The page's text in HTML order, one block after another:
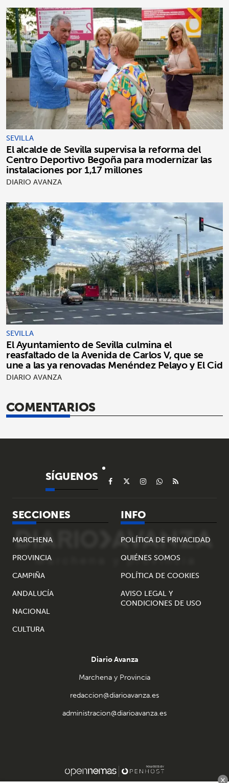
SEVILLA
El alcalde de Sevilla supervisa la reforma del
Centro Deportivo Begoña para modernizar las
instalaciones por 1,17 millones
DIARIO AVANZA
SEVILLA
El Ayuntamiento de Sevilla culmina el
reasfaltado de la Avenida de Carlos V, que se
une a las ya renovadas Menéndez Pelayo y El Cid
DIARIO AVANZA
COMENTARIOS
SÍGUENOS
SECCIONES
MARCHENA
PROVINCIA
CAMPIÑA
ANDALUCÍA
NACIONAL
CULTURA
INFO
POLÍTICA DE PRIVACIDAD
QUIÉNES SOMOS
POLÍTICA DE COOKIES
AVISO LEGAL Y
CONDICIONES DE USO
Diario Avanza
Marchena y Provincia
redaccion@diarioavanza.es
administracion@diarioavanza.es
×